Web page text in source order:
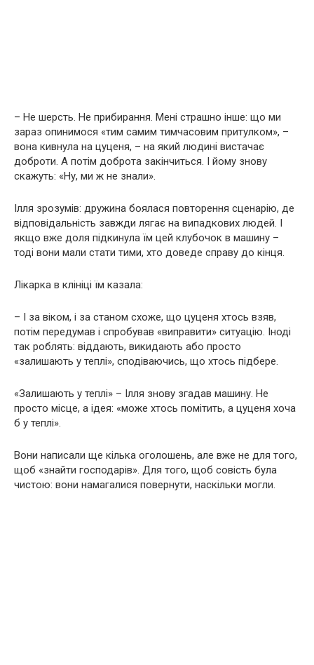
– Не шерсть. Не прибирання. Мені страшно інше: що ми
зараз опинимося «тим самим тимчасовим притулком», –
вона кивнула на цуценя, – на який людині вистачає
доброти. А потім доброта закінчиться. І йому знову
скажуть: «Ну, ми ж не знали».
Ілля зрозумів: дружина боялася повторення сценарію, де
відповідальність завжди лягає на випадкових людей. І
якщо вже доля підкинула їм цей клубочок в машину –
тоді вони мали стати тими, хто доведе справу до кінця.
Лікарка в клініці їм казала:
– І за віком, і за станом схоже, що цуценя хтось взяв,
потім передумав і спробував «виправити» ситуацію. Іноді
так роблять: віддають, викидають або просто
«залишають у теплі», сподіваючись, що хтось підбере.
«Залишають у теплі» – Ілля знову згадав машину. Не
просто місце, а ідея: «може хтось помітить, а цуценя хоча
б у теплі».
Вони написали ще кілька оголошень, але вже не для того,
щоб «знайти господарів». Для того, щоб совість була
чистою: вони намагалися повернути, наскільки могли.